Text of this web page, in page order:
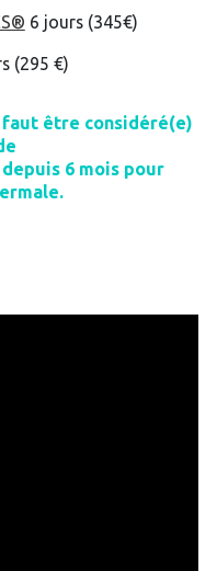
6 jours (345€)
(295 €)
être considéré(e)
6 mois pour